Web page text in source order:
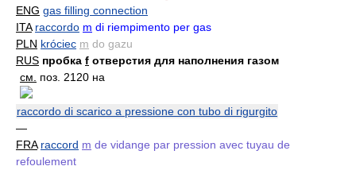
ENG gas filling connection
ITA raccordo m di riempimento per gas
PLN króciec m do gazu
RUS пробка f отверстия для наполнения газом
см.
поз. 2120 на
raccordo di scarico a pressione con tubo di rigurgito
—
FRA raccord m de vidange par pression avec tuyau de
refoulement